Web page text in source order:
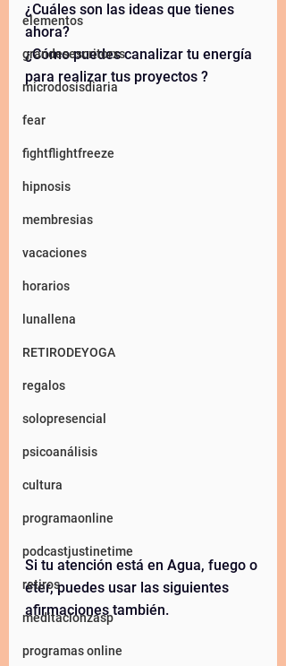
elementos
grandesescritorxs
microdosisdiaria
fear
fightflightfreeze
hipnosis
membresias
vacaciones
horarios
lunallena
RETIRODEYOGA
regalos
solopresencial
psicoanálisis
cultura
programaonline
podcastjustinetime
retiros
meditacionzasp
programas online
¿Cuáles son las ideas que tienes
ahora?
¿Cómo puedes canalizar tu energía
para realizar tus proyectos ?
Si tu atención está en Agua, fuego o
éter, puedes usar las siguientes
afirmaciones también.